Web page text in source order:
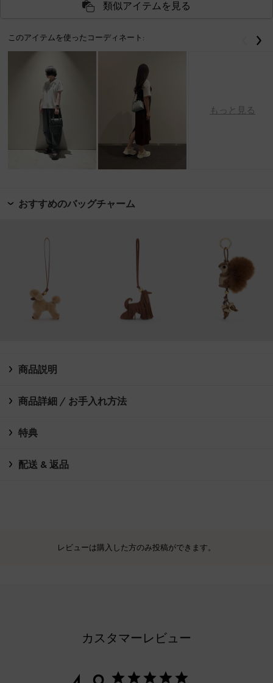
類似アイテムを見る
このアイテムを使ったコーディネート:
もっと見る
戻る
おすすめのバッグチャーム
商品説明
商品詳細 / お手入れ方法
特典
配送 & 返品
レビューは購入した方のみ投稿ができます。
カスタマーレビュー